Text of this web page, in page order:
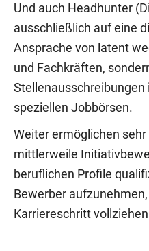
Und auch Headhunter
ausschließlich auf eine
Ansprache von latent
und Fachkräften,
Stellenausschreibungen
speziellen Jobbörsen.
Weiter ermöglichen
mittlerweile
beruflichen Profile
Bewerber
Karriereschritt